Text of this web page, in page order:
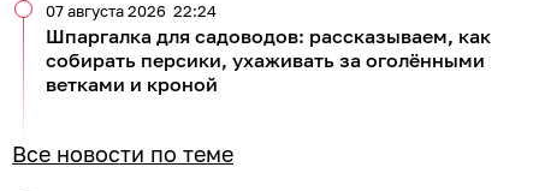
Шпаргалка для садоводов: рассказываем, как
собирать персики, ухаживать за оголёнными
ветками и кроной
07 августа 2026 22:24
Все новости по теме